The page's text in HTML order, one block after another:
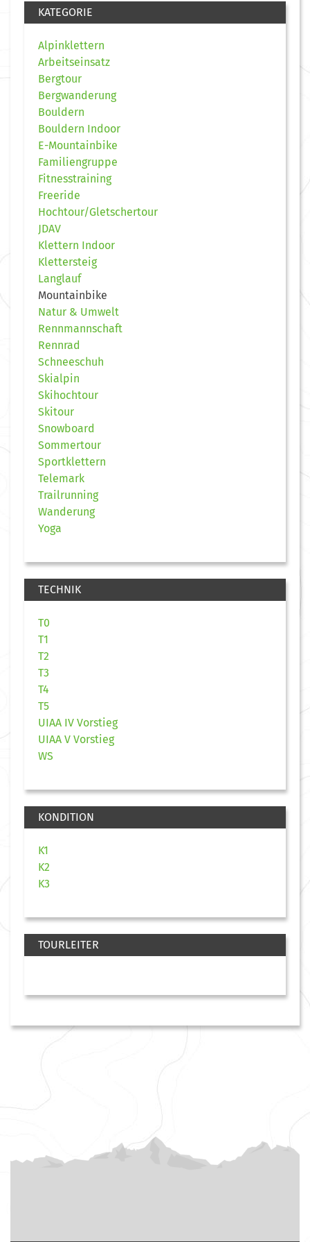
KATEGORIE
Alpinklettern
Arbeitseinsatz
Bergtour
Bergwanderung
Bouldern
Bouldern Indoor
E-Mountainbike
Familiengruppe
Fitnesstraining
Freeride
Hochtour/Gletschertour
JDAV
Klettern Indoor
Klettersteig
Langlauf
Mountainbike
Natur & Umwelt
Rennmannschaft
Rennrad
Schneeschuh
Skialpin
Skihochtour
Skitour
Snowboard
Sommertour
Sportklettern
Telemark
Trailrunning
Wanderung
Yoga
TECHNIK
T0
T1
T2
T3
T4
T5
UIAA IV Vorstieg
UIAA V Vorstieg
WS
KONDITION
K1
K2
K3
TOURLEITER